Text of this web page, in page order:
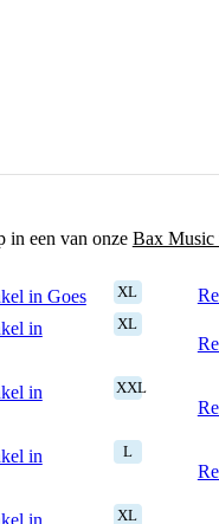
in een van onze Bax Music
in Goes XL
in
XL
in
XXL
in
L
in
XL